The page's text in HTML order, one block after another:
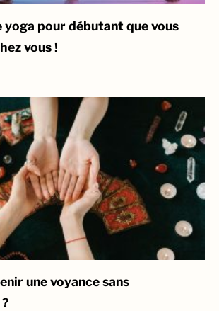
yoga pour débutant que vous
vous !
une voyance sans